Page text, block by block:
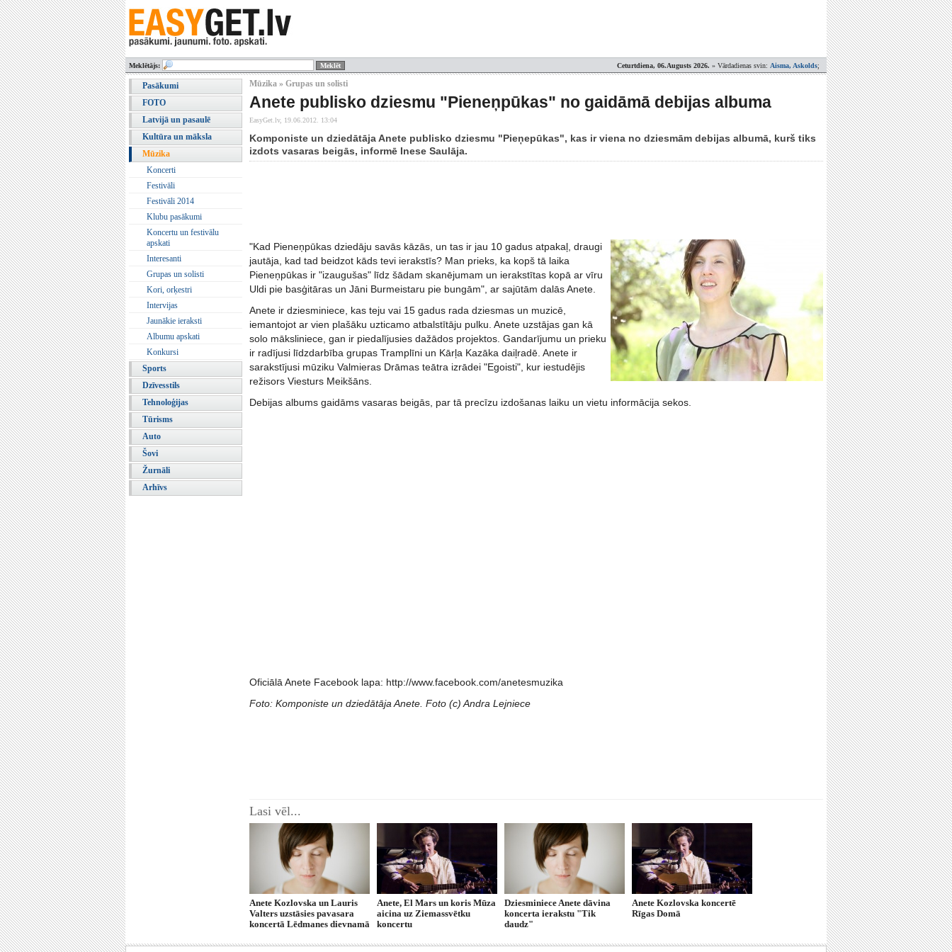
Ceturtdiena, 06.Augusts 2026. » Vārdadienas svin: Aisma, Askolds;
Meklētājs:
Pasākumi
FOTO
Latvijā un pasaulē
Kultūra un māksla
Mūzika
Koncerti
Festivāli
Festivāli 2014
Klubu pasākumi
Koncertu un festivālu
apskati
Interesanti
Grupas un solisti
Kori, orķestri
Intervijas
Jaunākie ieraksti
Albumu apskati
Konkursi
Sports
Dzīvesstils
Tehnoloģijas
Tūrisms
Auto
Šovi
Žurnāli
Arhīvs
Mūzika » Grupas un solisti
Anete publisko dziesmu "Pieneņpūkas" no gaidāmā debijas albuma
EasyGet.lv, 19.06.2012. 13:04
Komponiste un dziedātāja Anete publisko dziesmu "Pieņepūkas", kas ir viena no dziesmām debijas albumā, kurš tiks
izdots vasaras beigās, informē Inese Saulāja.
"Kad Pieneņpūkas dziedāju savās kāzās, un tas ir jau 10 gadus atpakaļ, draugi
jautāja, kad tad beidzot kāds tevi ierakstīs? Man prieks, ka kopš tā laika
Pieneņpūkas ir "izaugušas" līdz šādam skanējumam un ierakstītas kopā ar vīru
Uldi pie basģitāras un Jāni Burmeistaru pie bungām", ar sajūtām dalās Anete.
Anete ir dziesminiece, kas teju vai 15 gadus rada dziesmas un muzicē,
iemantojot ar vien plašāku uzticamo atbalstītāju pulku. Anete uzstājas gan kā
solo māksliniece, gan ir piedalījusies dažādos projektos. Gandarījumu un prieku
ir radījusi līdzdarbība grupas Tramplīni un Kārļa Kazāka daiļradē. Anete ir
sarakstījusi mūziku Valmieras Drāmas teātra izrādei "Egoisti", kur iestudējis
režisors Viesturs Meikšāns.
Debijas albums gaidāms vasaras beigās, par tā precīzu izdošanas laiku un vietu informācija sekos.
Oficiālā Anete Facebook lapa: http://www.facebook.com/anetesmuzika
Foto: Komponiste un dziedātāja Anete. Foto (c) Andra Lejniece
Lasi vēl...
Anete Kozlovska un Lauris
Valters uzstāsies pavasara
koncertā Lēdmanes dievnamā
Anete, El Mars un koris Mūza
aicina uz Ziemassvētku
koncertu
Dziesminiece Anete dāvina
koncerta ierakstu "Tik
daudz"
Anete Kozlovska koncertē
Rīgas Domā